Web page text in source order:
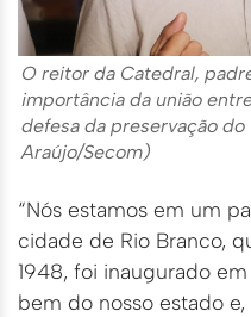
O reitor da Catedral,
importância da união
defesa da preservação
Araújo/Secom)
“Nós estamos em um
cidade de Rio Branco,
1948, foi inaugurado
bem do nosso estado